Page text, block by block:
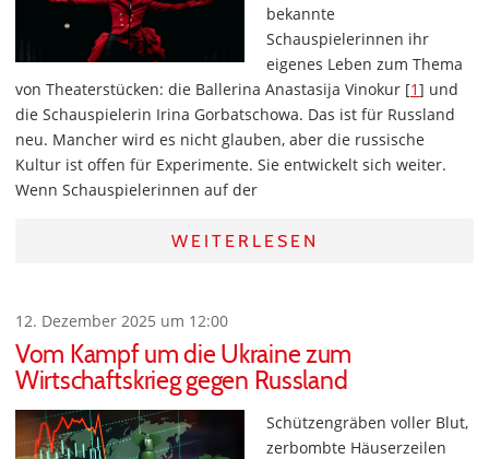
bekannte
Schauspielerinnen ihr
eigenes Leben zum Thema
von Theaterstücken: die Ballerina Anastasija Vinokur [1] und
die Schauspielerin Irina Gorbatschowa. Das ist für Russland
neu. Mancher wird es nicht glauben, aber die russische
Kultur ist offen für Experimente. Sie entwickelt sich weiter.
Wenn Schauspielerinnen auf der
WEITERLESEN
12. Dezember 2025 um 12:00
Vom Kampf um die Ukraine zum
Wirtschaftskrieg gegen Russland
Schützengräben voller Blut,
zerbombte Häuserzeilen